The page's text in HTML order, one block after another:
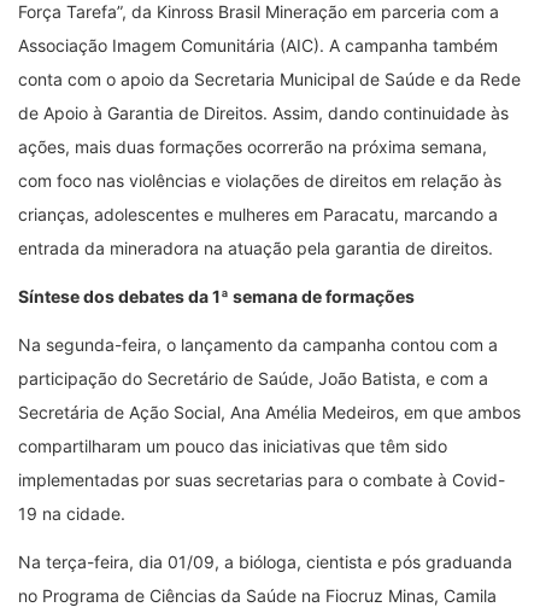
Força Tarefa”, da Kinross Brasil Mineração em parceria com a
Associação Imagem Comunitária (AIC). A campanha também
conta com o apoio da Secretaria Municipal de Saúde e da Rede
de Apoio à Garantia de Direitos. Assim, dando continuidade às
ações, mais duas formações ocorrerão na próxima semana,
com foco nas violências e violações de direitos em relação às
crianças, adolescentes e mulheres em Paracatu, marcando a
entrada da mineradora na atuação pela garantia de direitos.
Síntese dos debates da 1ª semana de formações
Na segunda-feira, o lançamento da campanha contou com a
participação do Secretário de Saúde, João Batista, e com a
Secretária de Ação Social, Ana Amélia Medeiros, em que ambos
compartilharam um pouco das iniciativas que têm sido
implementadas por suas secretarias para o combate à Covid-
19 na cidade.
Na terça-feira, dia 01/09, a bióloga, cientista e pós graduanda
no Programa de Ciências da Saúde na Fiocruz Minas, Camila